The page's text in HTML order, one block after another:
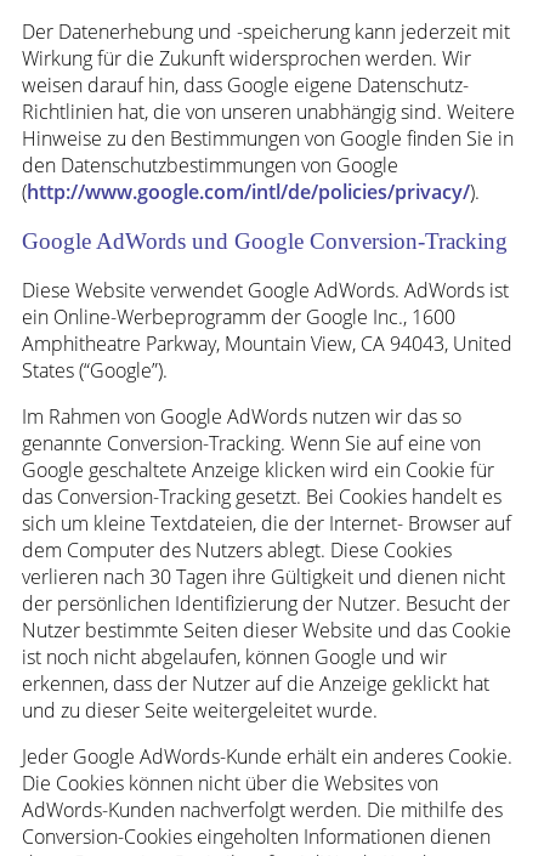
Der Datenerhebung und -speicherung kann jederzeit mit
Wirkung für die Zukunft widersprochen werden. Wir
weisen darauf hin, dass Google eigene Datenschutz-
Richtlinien hat, die von unseren unabhängig sind. Weitere
Hinweise zu den Bestimmungen von Google finden Sie in
den Datenschutzbestimmungen von Google
(http://www.google.com/intl/de/policies/privacy/).
Google AdWords und Google Conversion-Tracking
Diese Website verwendet Google AdWords. AdWords ist
ein Online-Werbeprogramm der Google Inc., 1600
Amphitheatre Parkway, Mountain View, CA 94043, United
States (“Google”).
Im Rahmen von Google AdWords nutzen wir das so
genannte Conversion-Tracking. Wenn Sie auf eine von
Google geschaltete Anzeige klicken wird ein Cookie für
das Conversion-Tracking gesetzt. Bei Cookies handelt es
sich um kleine Textdateien, die der Internet- Browser auf
dem Computer des Nutzers ablegt. Diese Cookies
verlieren nach 30 Tagen ihre Gültigkeit und dienen nicht
der persönlichen Identifizierung der Nutzer. Besucht der
Nutzer bestimmte Seiten dieser Website und das Cookie
ist noch nicht abgelaufen, können Google und wir
erkennen, dass der Nutzer auf die Anzeige geklickt hat
und zu dieser Seite weitergeleitet wurde.
Jeder Google AdWords-Kunde erhält ein anderes Cookie.
Die Cookies können nicht über die Websites von
AdWords-Kunden nachverfolgt werden. Die mithilfe des
Conversion-Cookies eingeholten Informationen dienen